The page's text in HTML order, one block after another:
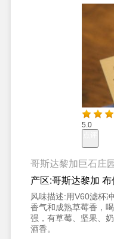
5.0
哥斯达黎加巨石庄
产区:哥斯达黎加
风味描述:用V60滤杯
香气和成熟草莓香，
强，有草莓、坚果、
酒香。